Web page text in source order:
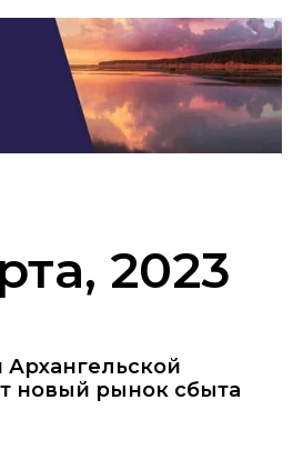
2023
новый рынок сбыта